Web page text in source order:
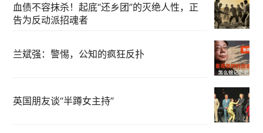
血债不容抹杀！起底“还乡团”的灭绝人性，正
告为反动派招魂者
兰斌强：警惕，公知的疯狂反扑
英国朋友谈“半蹲女主持”